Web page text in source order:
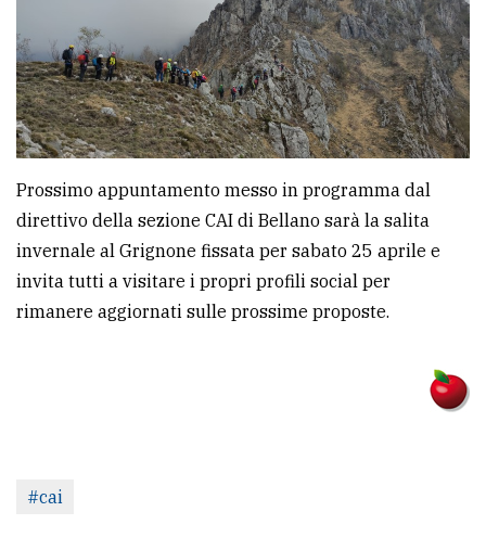
Prossimo appuntamento messo in programma dal
direttivo della sezione CAI di Bellano sarà la salita
invernale al Grignone fissata per sabato 25 aprile e
invita tutti a visitare i propri profili social per
rimanere aggiornati sulle prossime proposte.
#cai